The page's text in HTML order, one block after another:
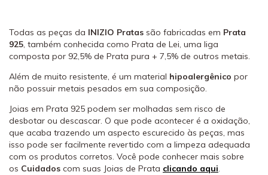
Todas as peças da INIZIO Pratas são fabricadas em Prata
925, também conhecida como Prata de Lei, uma liga
composta por 92,5% de Prata pura + 7,5% de outros metais.
Além de muito resistente, é um material hipoalergênico por
não possuir metais pesados em sua composição.
Joias em Prata 925 podem ser molhadas sem risco de
desbotar ou descascar. O que pode acontecer é a oxidação,
que acaba trazendo um aspecto escurecido às peças, mas
isso pode ser facilmente revertido com a limpeza adequada
com os produtos corretos. Você pode conhecer mais sobre
os Cuidados com suas Joias de Prata clicando aqui.